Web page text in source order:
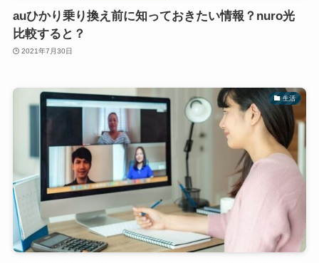
auひかり乗り換え前に知っておきたい情報？nuro光
比較すると？
2021年7月30日
生活